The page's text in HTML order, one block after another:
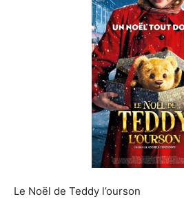
Le Noël de Teddy l’ourson